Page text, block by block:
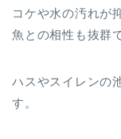
コケや水の汚れが
魚との相性も抜群
ハスやスイレンの
す。